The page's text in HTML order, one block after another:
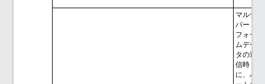
マルチ
パート
フォー
ムデー
タの送
信時
に、パ